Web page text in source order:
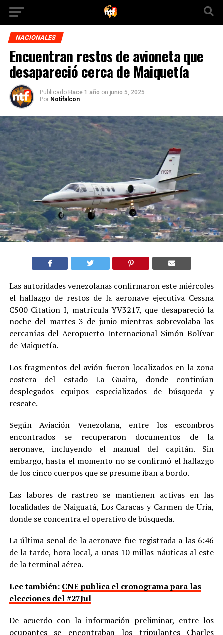
NACIONALES
Encuentran restos de avioneta que
desapareció cerca de Maiquetía
Publicado Hace 1 año on junio 5, 2025
Por Notifalcon
Las autoridades venezolanas confirmaron este miércoles
el hallazgo de restos de la aeronave ejecutiva Cessna
C500 Citation I, matrícula YV3217, que desapareció la
noche del martes 3 de junio mientras sobrevolaba las
cercanías del Aeropuerto Internacional Simón Bolívar
de Maiquetía.
Los fragmentos del avión fueron localizados en la zona
costera del estado La Guaira, donde continúan
desplegados equipos especializados de búsqueda y
rescate.
Según Aviación Venezolana, entre los escombros
encontrados se recuperaron documentos de la
aeronave, incluyendo el manual del capitán. Sin
embargo, hasta el momento no se confirmó el hallazgo
de los cinco cuerpos que se presume iban a bordo.
Las labores de rastreo se mantienen activas en las
localidades de Naiguatá, Los Caracas y Carmen de Uria,
donde se concentra el operativo de búsqueda.
La última señal de la aeronave fue registrada a las 6:46
de la tarde, hora local, a unas 10 millas náuticas al este
de la terminal aérea.
Lee también: CNE publica el cronograma para las
elecciones del #27Jul
De acuerdo con la información preliminar, entre los
ocupantes se encontraban los tripulantes Charles